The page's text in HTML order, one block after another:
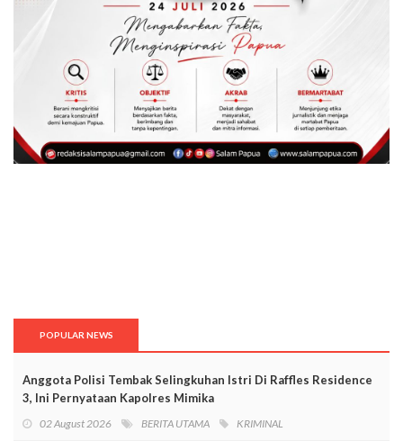
POPULAR NEWS
Anggota Polisi Tembak Selingkuhan Istri Di Raffles Residence
3, Ini Pernyataan Kapolres Mimika
02 August 2026 BERITA UTAMA KRIMINAL